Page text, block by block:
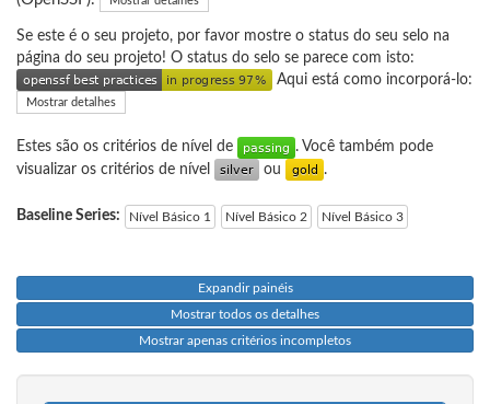
Se este é o seu projeto, por favor mostre o status do seu selo na
página do seu projeto! O status do selo se parece com isto:
Aqui está como incorporá-lo:
Mostrar detalhes
Estes são os critérios de nível de
. Você também pode
visualizar os critérios de nível
ou .
Baseline Series: Nível Básico 1 Nível Básico 2 Nível Básico 3
Expandir painéis
Mostrar todos os detalhes
Mostrar apenas critérios incompletos